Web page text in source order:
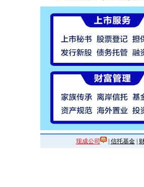
现成公司 | 信托基金|